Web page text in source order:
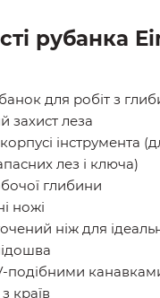
рубанка
для робіт з
захист леза
інструмента
лез і ключа)
глибини
ножі
ніж для
подібними
країв